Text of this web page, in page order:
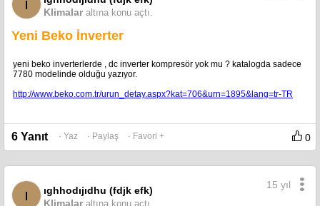
ı
Klimalar altına konu açtı.
Yeni Beko İnverter
yeni beko inverterlerde , dc inverter kompresör yok mu ? katalogda sadece
7780 modelinde olduğu yazıyor.
http://www.beko.com.tr/urun_detay.aspx?kat=706&urn=1895&lang=tr-TR
6 Yanıt · Yaz · Paylaş · Favori + 0
ı
ıghhodıjıdhu (fdjk efk)
Klimalar altına konu açtı.
15 yıl